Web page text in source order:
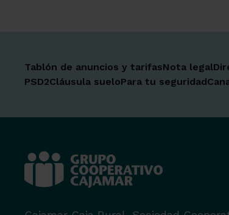
Tablón de anuncios y tarifasNota legal
PSD2Cláusula sueloPara tu seguridad